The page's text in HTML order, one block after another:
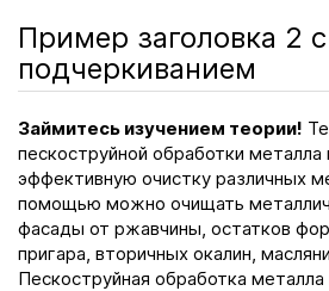
Пример заголовка 2 с
подчеркиванием
Займитесь изучением теории!
пескоструйной обработки металла
эффективную очистку различных
помощью можно очищать
фасады от ржавчины, остатков
пригара, вторичных окалин,
Пескоструйная обработка